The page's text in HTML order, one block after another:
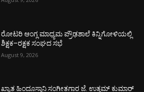
ರೋಟರಿ ಆಂಗ್ಲ ಮಾಧ್ಯಮ ಪ್ರೌಢಶಾಲೆ ಕಿನ್ನಿಗೋಳಿಯಲ್ಲಿ
ಶಿಕ್ಷಕ–ರಕ್ಷಕ ಸಂಘದ ಸಭೆ
August 9, 2026
ಖ್ಯಾತ ಹಿಂದೂಸ್ತಾನಿ ಸಂಗೀತಗಾರ ಜೆ. ಉತ್ತಮ್ ಕುಮಾರ್